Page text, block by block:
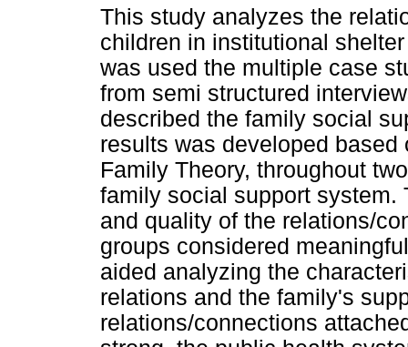
This study analyzes the
children in institutional
was used the multiple case
from semi structured
described the family social
results was developed
Family Theory, throughout
family social support system.
and quality of the relations/
groups considered
aided analyzing the
relations and the family's
relations/connections